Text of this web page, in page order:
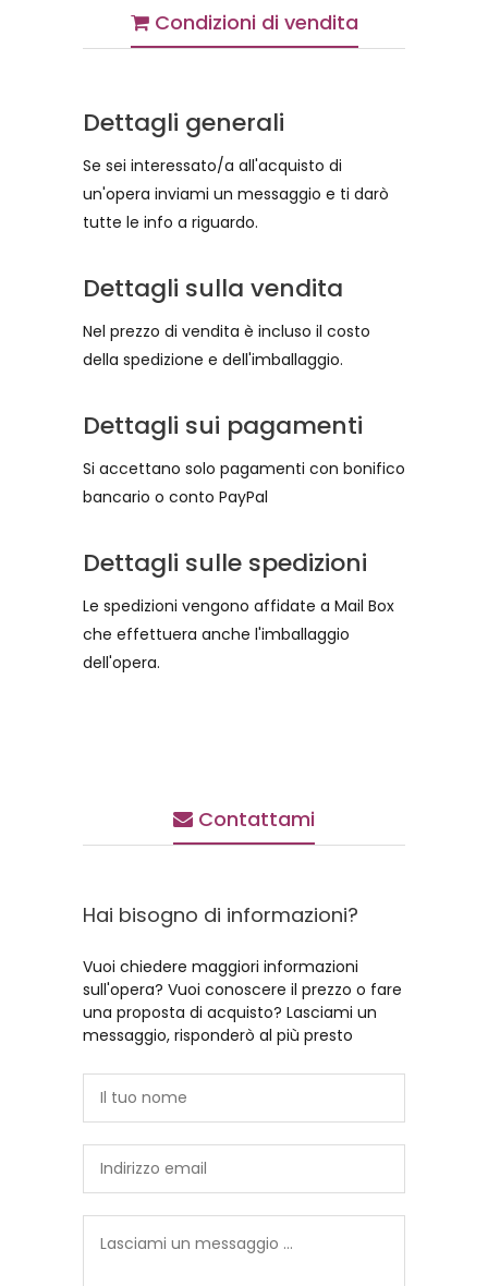
Condizioni di vendita
Dettagli generali
Se sei interessato/a all'acquisto di
un'opera inviami un messaggio e ti darò
tutte le info a riguardo.
Dettagli sulla vendita
Nel prezzo di vendita è incluso il costo
della spedizione e dell'imballaggio.
Dettagli sui pagamenti
Si accettano solo pagamenti con bonifico
bancario o conto PayPal
Dettagli sulle spedizioni
Le spedizioni vengono affidate a Mail Box
che effettuera anche l'imballaggio
dell'opera.
Contattami
Hai bisogno di informazioni?
Vuoi chiedere maggiori informazioni
sull'opera? Vuoi conoscere il prezzo o fare
una proposta di acquisto? Lasciami un
messaggio, risponderò al più presto